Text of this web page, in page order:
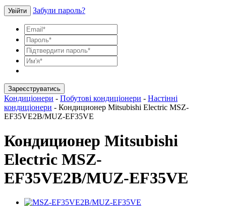
Увійти Забули пароль?
Зареєструватись
Кондиціонери - Побутові кондиціонери - Настінні
кондиціонери - Кондиционер Mitsubishi Electric MSZ-
EF35VE2B/MUZ-EF35VE
Кондиционер Mitsubishi
Electric MSZ-
EF35VE2B/MUZ-EF35VE